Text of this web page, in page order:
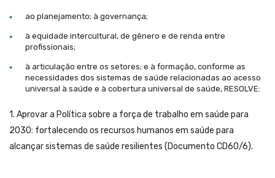
ao planejamento; à governança;
à equidade intercultural, de gênero e de renda entre
profissionais;
à articulação entre os setores; e à formação, conforme as
necessidades dos sistemas de saúde relacionadas ao acesso
universal à saúde e à cobertura universal de saúde, RESOLVE:
1. Aprovar a Política sobre a força de trabalho em saúde para
2030: fortalecendo os recursos humanos em saúde para
alcançar sistemas de saúde resilientes (Documento CD60/6).